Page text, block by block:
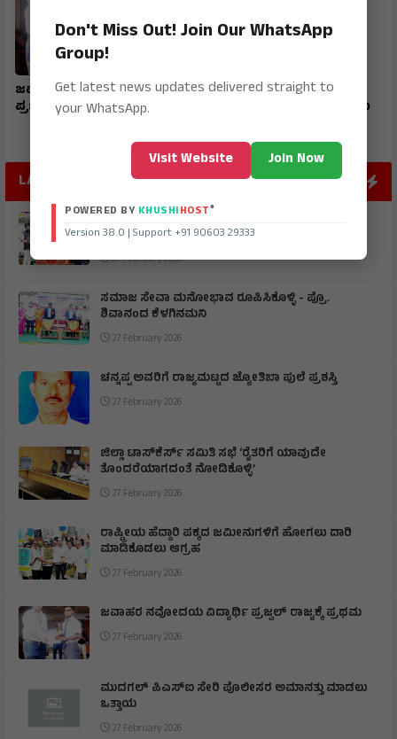
ಜವಾಹರ ನವೋದಯ ವಿದ್ಯಾರ್ಥಿ
ಪ್ರಜ್ವಲ್ ರಾಜ್ಯಕ್ಕೆ ಪ್ರಥಮ
ಮುದಗಲ್ ಪಿಎಸ್‌ಐ ಸೇರಿ
ಪೊಲೀಸರ ಅಮಾನತ್ತು ಮಾಡಲು
LATEST POST
ಶ್ರೀ ಶಂಕರಭಾರತಿ ಶಾಲೆಯ ವಾರ್ಷಿಕೋತ್ಸವ ಮಾರ್ಕ್‌ಸ್‌
ಕಾರ್ಡ್‌ಗಾಗಿ ಮಕ್ಕಳನ್ನು ತಯಾರು ಮಾಡಬೇಡಿ - ಬೆಳಗಲ್
27 February 2026
ಸಮಾಜ ಸೇವಾ ಮನೋಭಾವ ರೂಪಿಸಿಕೊಳ್ಳಿ - ಪ್ರೊ.
ಶಿವಾನಂದ ಕೆಳಗಿನಮನಿ
27 February 2026
ಚನ್ನಪ್ಪ ಅವರಿಗೆ ರಾಜ್ಯಮಟ್ಟದ ಜ್ಯೋತಿಬಾ ಪುಲೆ ಪ್ರಶಸ್ತಿ
27 February 2026
ಜಿಲ್ಲಾ ಟಾಸ್‌‌ಕೆರ್ಸ್ ಸಮಿತಿ ಸಭೆ ‘ರೈತರಿಗೆ ಯಾವುದೇ
ತೊಂದರೆಯಾಗದಂತೆ ನೋಡಿಕೊಳ್ಳಿ’
27 February 2026
ರಾಷ್ಟ್ರೀಯ ಹೆದ್ದಾರಿ ಪಕ್ಕದ ಜಮೀನುಗಳಿಗೆ ಹೋಗಲು ದಾರಿ
ಮಾಡಿಕೊಡಲು ಆಗ್ರಹ
27 February 2026
ಜವಾಹರ ನವೋದಯ ವಿದ್ಯಾರ್ಥಿ ಪ್ರಜ್ವಲ್ ರಾಜ್ಯಕ್ಕೆ ಪ್ರಥಮ
27 February 2026
ಮುದಗಲ್ ಪಿಎಸ್‌ಐ ಸೇರಿ ಪೊಲೀಸರ ಅಮಾನತ್ತು ಮಾಡಲು
ಒತ್ತಾಯ
27 February 2026
Don't Miss Out! Join Our WhatsApp
Group!
Get latest news updates delivered straight to
your WhatsApp.
Visit Website Join Now
POWERED BY KHUSHIHOST®
Version 38.0 | Support +91 90603 29333